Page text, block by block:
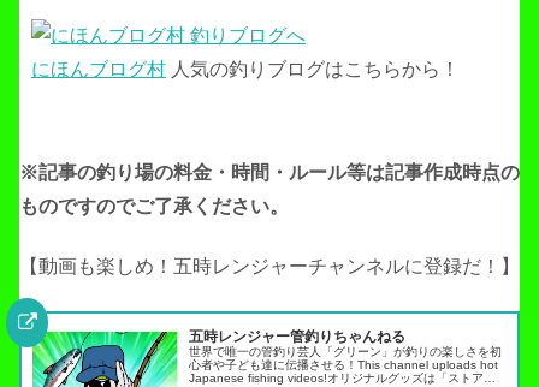
にほんブログ村 人気の釣りブログはこちらから！
※記事の釣り場の料金・時間・ルール等は記事作成時点の
ものですのでご了承ください。
【動画も楽しめ！五時レンジャーチャンネルに登録だ！】
五時レンジャー管釣りちゃんねる
世界で唯一の管釣り芸人「グリーン」が釣りの楽しさを初
心者や子ども達に伝播させる！This channel uploads hot
Japanese fishing videos!オリジナルグッズは「ストア」